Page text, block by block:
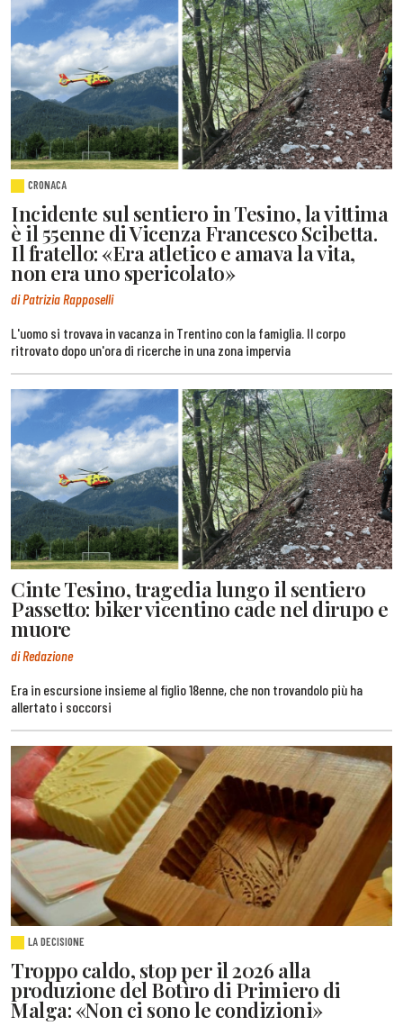
CRONACA
Incidente sul sentiero in Tesino, la vittima
è il 55enne di Vicenza Francesco Scibetta.
Il fratello: «Era atletico e amava la vita,
non era uno spericolato»
di Patrizia Rapposelli
L'uomo si trovava in vacanza in Trentino con la famiglia. Il corpo
ritrovato dopo un'ora di ricerche in una zona impervia
Cinte Tesino, tragedia lungo il sentiero
Passetto: biker vicentino cade nel dirupo e
muore
di Redazione
Era in escursione insieme al figlio 18enne, che non trovandolo più ha
allertato i soccorsi
LA DECISIONE
Troppo caldo, stop per il 2026 alla
produzione del Botìro di Primiero di
Malga: «Non ci sono le condizioni»